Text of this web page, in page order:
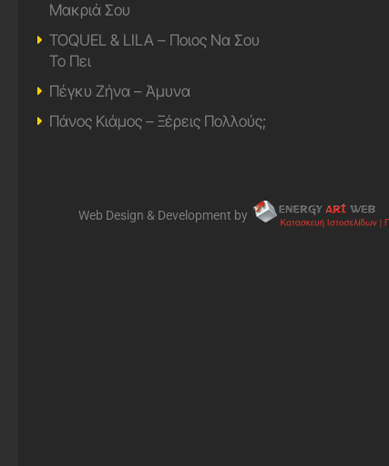
Μακριά Σου
TOQUEL & LILA – Ποιος Να Σου
Το Πει
Πέγκυ Ζήνα – Άμυνα
Πάνος Κιάμος – Ξέρεις Πολλούς;
Web Design & Development by